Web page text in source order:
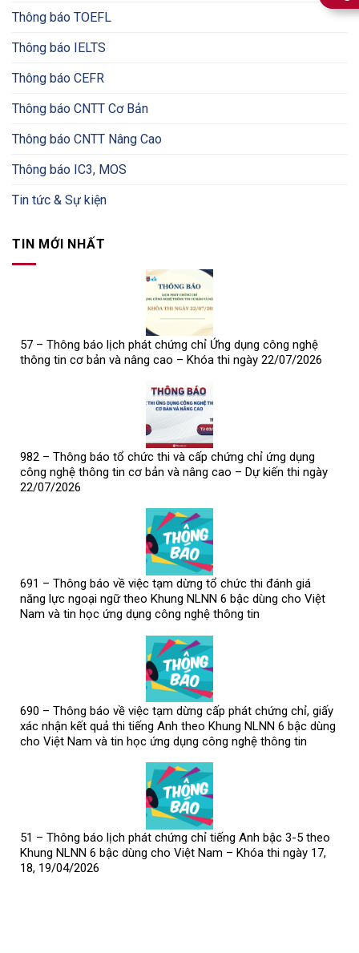
Thông báo TOEFL
Thông báo IELTS
Thông báo CEFR
Thông báo CNTT Cơ Bản
Thông báo CNTT Nâng Cao
Thông báo IC3, MOS
Tin tức & Sự kiện
TIN MỚI NHẤT
57 – Thông báo lịch phát chứng chỉ Ứng dụng công nghệ
thông tin cơ bản và nâng cao – Khóa thi ngày 22/07/2026
982 – Thông báo tổ chức thi và cấp chứng chỉ ứng dụng
công nghệ thông tin cơ bản và nâng cao – Dự kiến thi ngày
22/07/2026
691 – Thông báo về việc tạm dừng tổ chức thi đánh giá
năng lực ngoại ngữ theo Khung NLNN 6 bậc dùng cho Việt
Nam và tin học ứng dụng công nghệ thông tin
690 – Thông báo về việc tạm dừng cấp phát chứng chỉ, giấy
xác nhận kết quả thi tiếng Anh theo Khung NLNN 6 bậc dùng
cho Việt Nam và tin học ứng dụng công nghệ thông tin
51 – Thông báo lịch phát chứng chỉ tiếng Anh bậc 3-5 theo
Khung NLNN 6 bậc dùng cho Việt Nam – Khóa thi ngày 17,
18, 19/04/2026